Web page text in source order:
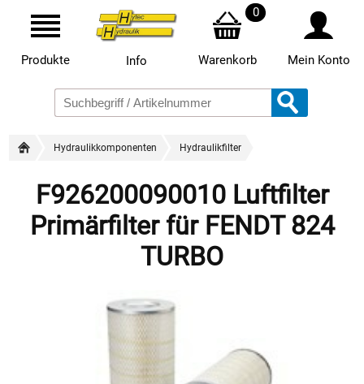
Produkte Info
0
Warenkorb Mein Konto
Hydraulikkomponenten Hydraulikfilter
F926200090010 Luftfilter
Primärfilter für FENDT 824
TURBO